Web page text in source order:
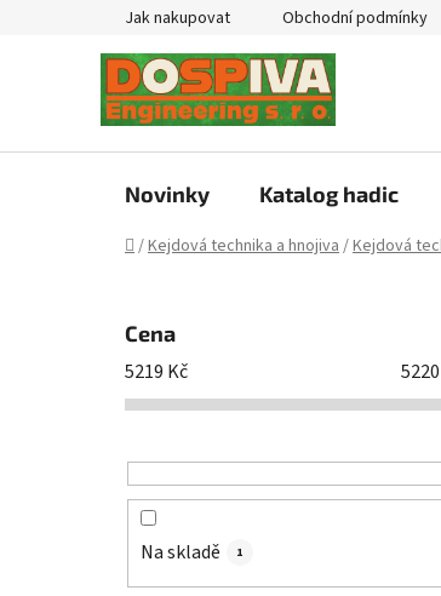
Jak nakupovat Obchodní podmínky
Novinky Katalog hadic
Domů
/Kejdová technika a hnojiva/Kejdová
Cena
5219 Kč 5220
Na skladě 1